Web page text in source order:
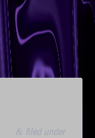
& filed under